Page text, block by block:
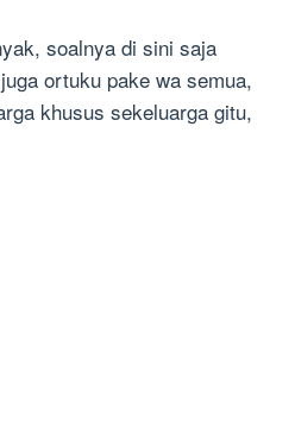
soalnya di sini saja
ortuku pake wa semua,
khusus sekeluarga gitu,